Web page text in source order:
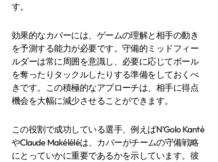
す。
効果的なカバーには、ゲームの理解と相手の動き
を予測する能力が必要です。守備的ミッドフィー
ルダーは常に周囲を意識し、必要に応じてボール
を奪ったりタックルしたりする準備をしておくべ
きです。この積極的なアプローチは、相手に得点
機会を大幅に減少させることができます。
この役割で成功している選手、例えばN’Golo Kanté
やClaude Makéléléは、カバーがチームの守備戦略
にとっていかに重要であるかを示しています。彼